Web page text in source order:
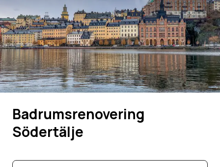
Badrumsrenovering
Södertälje